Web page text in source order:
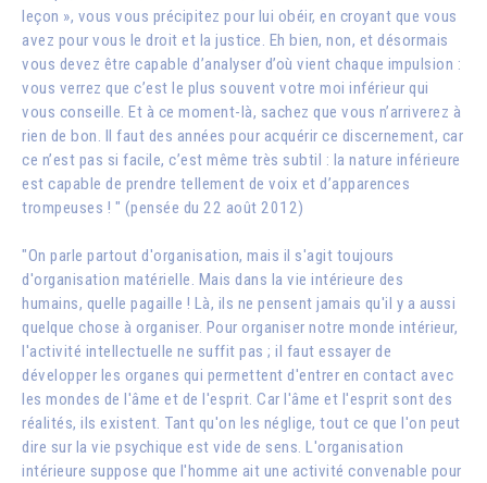
leçon », vous vous précipitez pour lui obéir, en croyant que vous
avez pour vous le droit et la justice. Eh bien, non, et désormais
vous devez être capable d’analyser d’où vient chaque impulsion :
vous verrez que c’est le plus souvent votre moi inférieur qui
vous conseille. Et à ce moment-là, sachez que vous n’arriverez à
rien de bon. Il faut des années pour acquérir ce discernement, car
ce n’est pas si facile, c’est même très subtil : la nature inférieure
est capable de prendre tellement de voix et d’apparences
trompeuses ! " (pensée du 22 août 2012)
"On parle partout d'organisation, mais il s'agit toujours
d'organisation matérielle. Mais dans la vie intérieure des
humains, quelle pagaille ! Là, ils ne pensent jamais qu'il y a aussi
quelque chose à organiser. Pour organiser notre monde intérieur,
l'activité intellectuelle ne suffit pas ; il faut essayer de
développer les organes qui permettent d'entrer en contact avec
les mondes de l'âme et de l'esprit. Car l'âme et l'esprit sont des
réalités, ils existent. Tant qu'on les néglige, tout ce que l'on peut
dire sur la vie psychique est vide de sens. L'organisation
intérieure suppose que l'homme ait une activité convenable pour